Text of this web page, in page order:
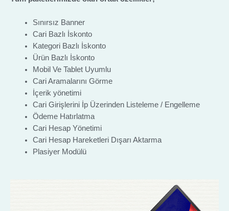
Sınırsız Banner
Cari Bazlı İskonto
Kategori Bazlı İskonto
Ürün Bazlı İskonto
Mobil Ve Tablet Uyumlu
Cari Aramalarını Görme
İçerik yönetimi
Cari Girişlerini İp Üzerinden Listeleme / Engelleme
Ödeme Hatırlatma
Cari Hesap Yönetimi
Cari Hesap Hareketleri Dışarı Aktarma
Plasiyer Modülü